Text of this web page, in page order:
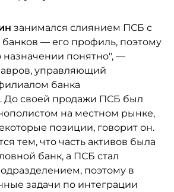
занимался слиянием ПСБ с
банков — его профиль, поэтому
назначении понятно", —
управляющий
банка
До своей продажи ПСБ был
на местном рынке,
позиции, говорит он.
тем, что часть активов была
банк, а ПСБ стал
поэтому в
задачи по интеграции